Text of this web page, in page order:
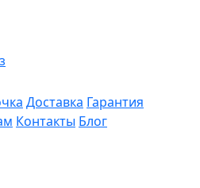
Доставка Гарантия
Контакты Блог